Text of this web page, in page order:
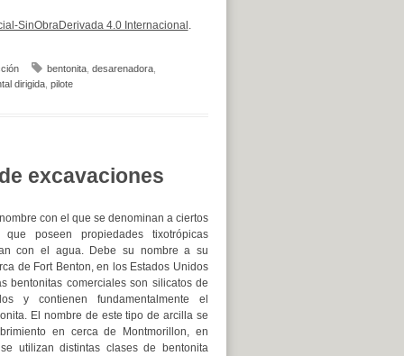
SinObraDerivada 4.0 Internacional .
bentonita, desarenadora,
dirigida, pilote
excavaciones
con el que se denominan a ciertos
poseen propiedades tixotrópicas
con el agua. Debe su nombre a su
de Fort Benton, en los Estados Unidos
bentonitas comerciales son silicatos de
y contienen fundamentalmente el
El nombre de este tipo de arcilla se
en cerca de Montmorillon, en
utilizan distintas clases de bentonita